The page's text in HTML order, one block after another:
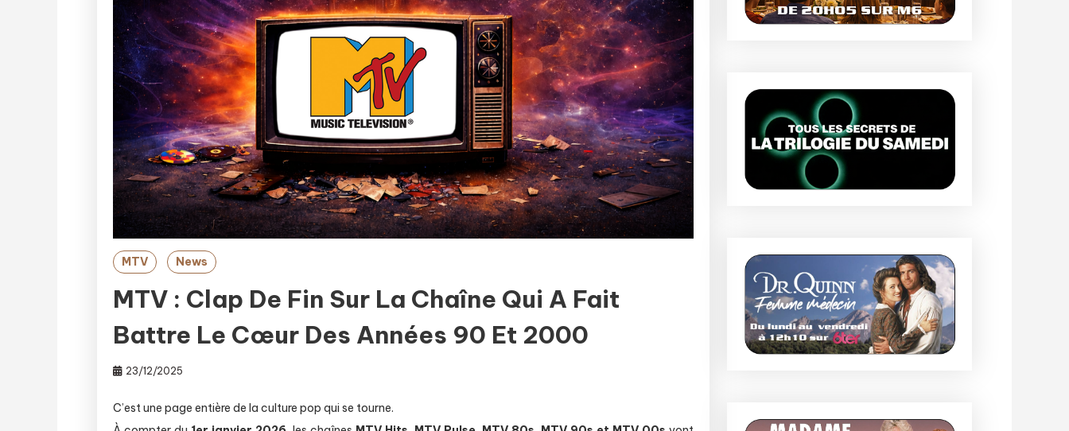
MTV News
MTV : Clap De Fin Sur La Chaîne Qui A Fait
Battre Le Cœur Des Années 90 Et 2000
23/12/2025
C’est une page entière de la culture pop qui se tourne.